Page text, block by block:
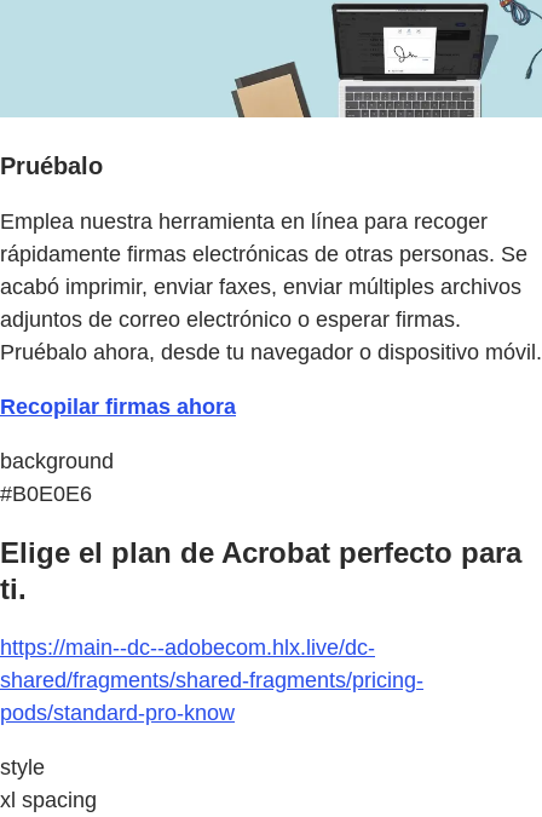
Pruébalo
Emplea nuestra herramienta en línea para recoger
rápidamente firmas electrónicas de otras personas. Se
acabó imprimir, enviar faxes, enviar múltiples archivos
adjuntos de correo electrónico o esperar firmas.
Pruébalo ahora, desde tu navegador o dispositivo móvil.
Recopilar firmas ahora
background
#B0E0E6
Elige el plan de Acrobat perfecto para
ti.
https://main--dc--adobecom.hlx.live/dc-
shared/fragments/shared-fragments/pricing-
pods/standard-pro-know
style
xl spacing